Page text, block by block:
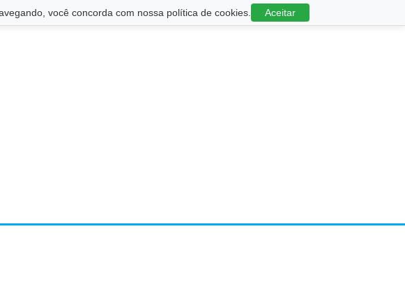
você concorda com nossa política de cookies. Aceitar